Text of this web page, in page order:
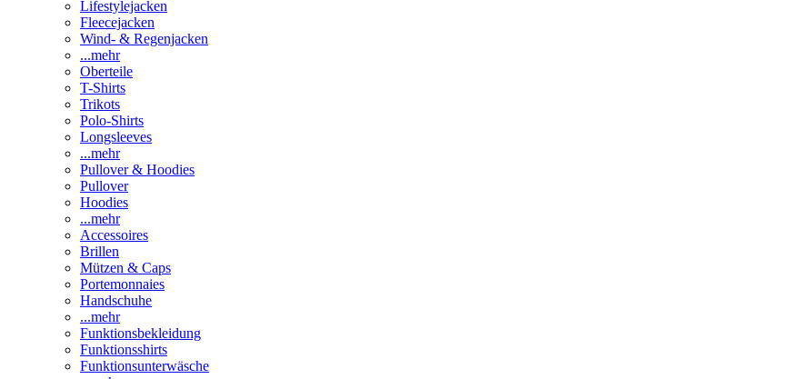
Lifestylejacken
Fleecejacken
Wind- & Regenjacken
...mehr
Oberteile
T-Shirts
Trikots
Polo-Shirts
Longsleeves
...mehr
Pullover & Hoodies
Pullover
Hoodies
...mehr
Accessoires
Brillen
Mützen & Caps
Portemonnaies
Handschuhe
...mehr
Funktionsbekleidung
Funktionsshirts
Funktionsunterwäsche